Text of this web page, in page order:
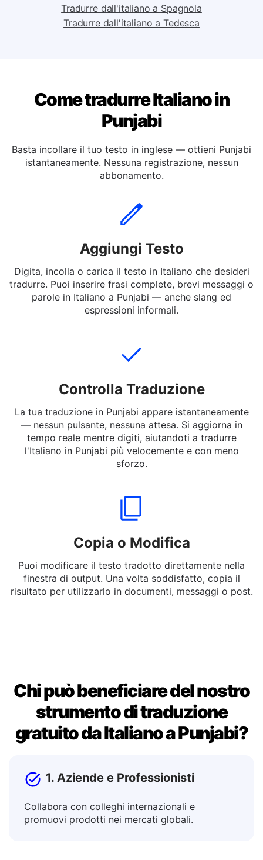
Tradurre dall'italiano a Spagnola
Tradurre dall'italiano a Tedesca
Come tradurre Italiano in
Punjabi
Basta incollare il tuo testo in inglese — ottieni Punjabi
istantaneamente. Nessuna registrazione, nessun
abbonamento.
Aggiungi Testo
Digita, incolla o carica il testo in Italiano che desideri
tradurre. Puoi inserire frasi complete, brevi messaggi o
parole in Italiano a Punjabi — anche slang ed
espressioni informali.
Controlla Traduzione
La tua traduzione in Punjabi appare istantaneamente
— nessun pulsante, nessuna attesa. Si aggiorna in
tempo reale mentre digiti, aiutandoti a tradurre
l'Italiano in Punjabi più velocemente e con meno
sforzo.
Copia o Modifica
Puoi modificare il testo tradotto direttamente nella
finestra di output. Una volta soddisfatto, copia il
risultato per utilizzarlo in documenti, messaggi o post.
Chi può beneficiare del nostro
strumento di traduzione
gratuito da Italiano a Punjabi?
1. Aziende e Professionisti
Collabora con colleghi internazionali e
promuovi prodotti nei mercati globali.